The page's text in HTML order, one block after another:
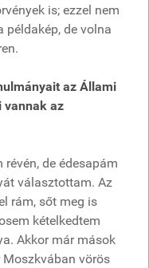
is; ezzel nem
példakép, de volna
az Állami
vannak az
de édesapám
választottam. Az
rám, sőt meg is
kételkedtem
Akkor már mások
vörös